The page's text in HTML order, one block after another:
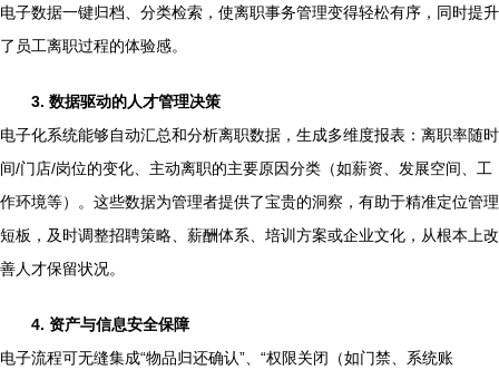
电子数据一键归档、分类检索，使离职事务管理变得轻松有序，同时提升
了员工离职过程的体验感。
3. 数据驱动的人才管理决策
电子化系统能够自动汇总和分析离职数据，生成多维度报表：离职率随时
间/门店/岗位的变化、主动离职的主要原因分类（如薪资、发展空间、工
作环境等）。这些数据为管理者提供了宝贵的洞察，有助于精准定位管理
短板，及时调整招聘策略、薪酬体系、培训方案或企业文化，从根本上改
善人才保留状况。
4. 资产与信息安全保障
电子流程可无缝集成“物品归还确认”、“权限关闭（如门禁、系统账